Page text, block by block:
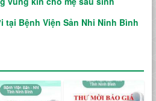
tại Bệnh Viện Sản Nhi Ninh Bình